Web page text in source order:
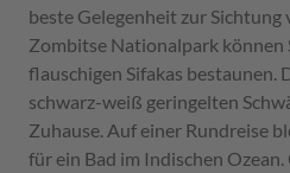
beste Gelegenheit zur Sichtung
Zombitse Nationalpark können
flauschigen Sifakas bestaunen.
schwarz-weiß geringelten
Zuhause. Auf einer Rundreise
für ein Bad im Indischen Ozean.